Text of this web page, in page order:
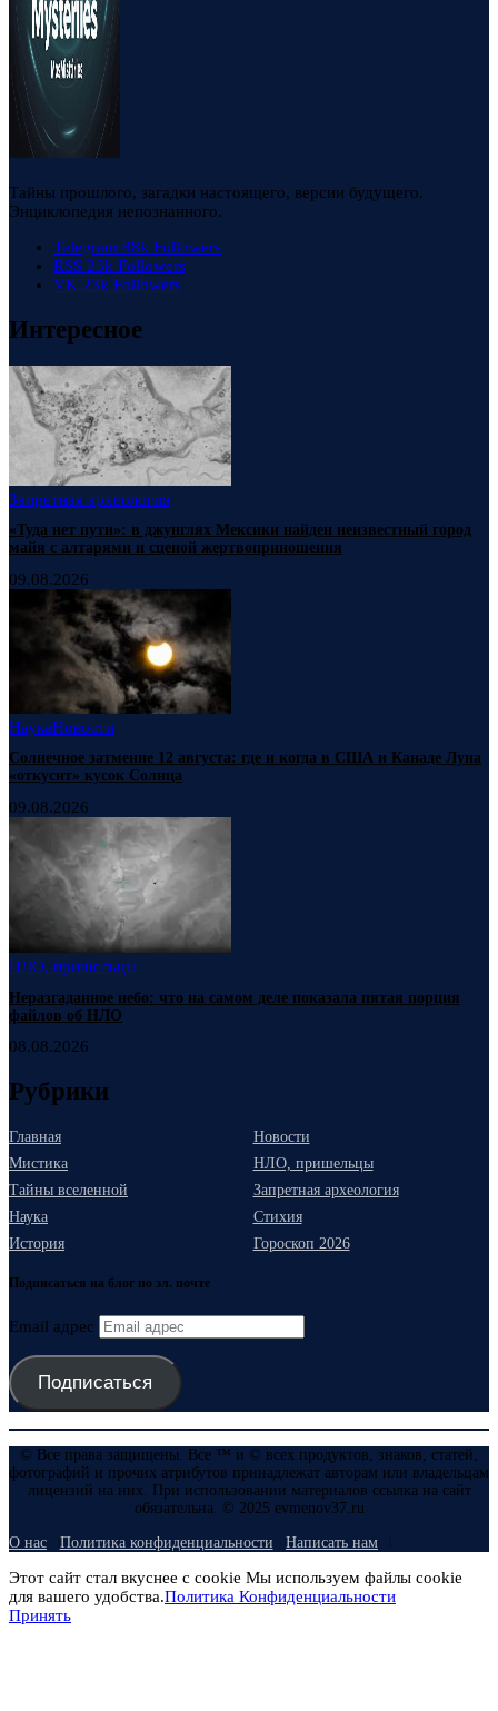
Тайны прошлого, загадки настоящего, версии будущего.
Энциклопедия непознанного.
Telegram 88k Followers
RSS 23k Followers
VK 23k Followers
Интересное
Запретная археология
«Туда нет пути»: в джунглях Мексики найден неизвестный город
майя с алтарями и сценой жертвоприношения
09.08.2026
НаукаНовости
Солнечное затмение 12 августа: где и когда в США и Канаде Луна
«откусит» кусок Солнца
09.08.2026
НЛО, пришельцы
Неразгаданное небо: что на самом деле показала пятая порция
файлов об НЛО
08.08.2026
Рубрики
Главная
Новости
Мистика
НЛО, пришельцы
Тайны вселенной
Запретная археология
Наука
Стихия
История
Гороскоп 2026
Подписаться на блог по эл. почте
Email адрес
Подписаться
© Все права защищены. Все ™ и © всех продуктов, знаков, статей,
фотографий и прочих атрибутов принадлежат авторам или владельцам
лицензий на них. При использовании материалов ссылка на сайт
обязательна. © 2025 evmenov37.ru
О нас Политика конфиденциальности Написать нам
Этот сайт стал вкуснее с cookie Мы используем файлы cookie
для вашего удобства.Политика Конфиденциальности
Принять